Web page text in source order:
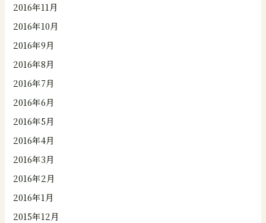
2016年11月
2016年10月
2016年9月
2016年8月
2016年7月
2016年6月
2016年5月
2016年4月
2016年3月
2016年2月
2016年1月
2015年12月